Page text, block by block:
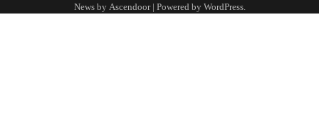
News by Ascendoor| Powered by WordPress.